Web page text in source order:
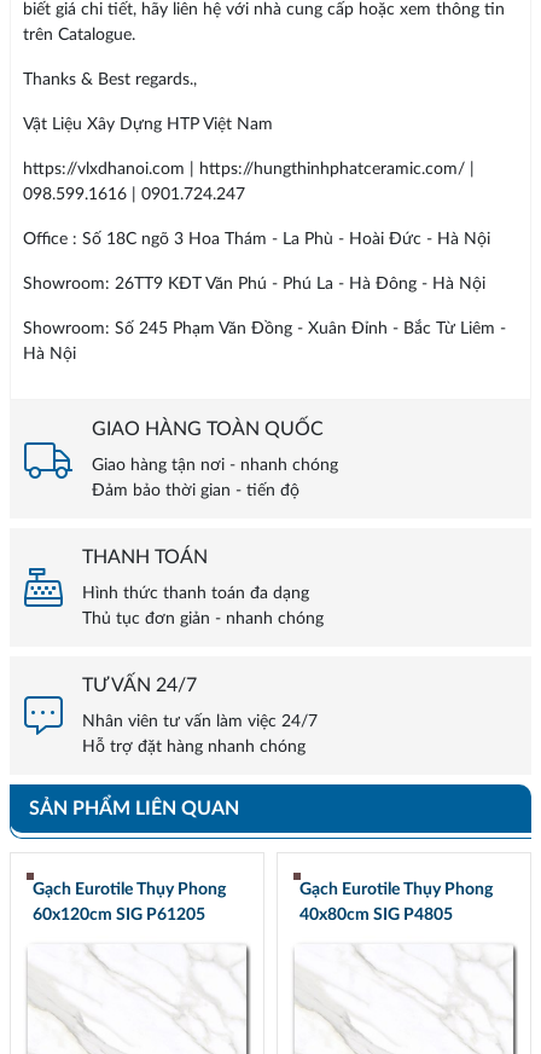
biết giá chi tiết, hãy liên hệ với nhà cung cấp hoặc xem thông tin
trên Catalogue.
Thanks & Best regards.,
Vật Liệu Xây Dựng HTP Việt Nam
https://vlxdhanoi.com | https://hungthinhphatceramic.com/ |
098.599.1616 | 0901.724.247
Office : Số 18C ngõ 3 Hoa Thám - La Phù - Hoài Đức - Hà Nội
Showroom: 26TT9 KĐT Văn Phú - Phú La - Hà Đông - Hà Nội
Showroom: Số 245 Phạm Văn Đồng - Xuân Đỉnh - Bắc Từ Liêm -
Hà Nội
GIAO HÀNG TOÀN QUỐC
Giao hàng tận nơi - nhanh chóng
Đảm bảo thời gian - tiến độ
THANH TOÁN
Hình thức thanh toán đa dạng
Thủ tục đơn giản - nhanh chóng
TƯ VẤN 24/7
Nhân viên tư vấn làm việc 24/7
Hỗ trợ đặt hàng nhanh chóng
SẢN PHẨM LIÊN QUAN
Gạch Eurotile Thụy Phong
60x120cm SIG P61205
Gạch Eurotile Thụy Phong
40x80cm SIG P4805